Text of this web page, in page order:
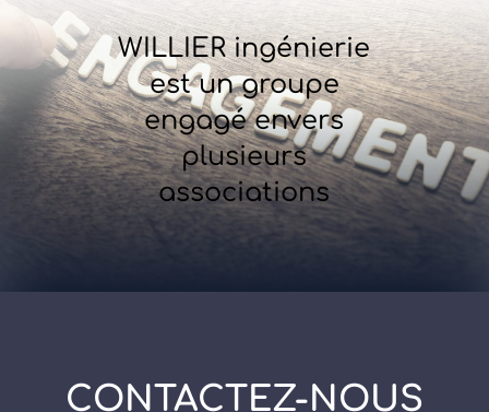
WILLIER ingénierie
est un groupe
engagé envers
plusieurs
associations
CONTACTEZ-NOUS